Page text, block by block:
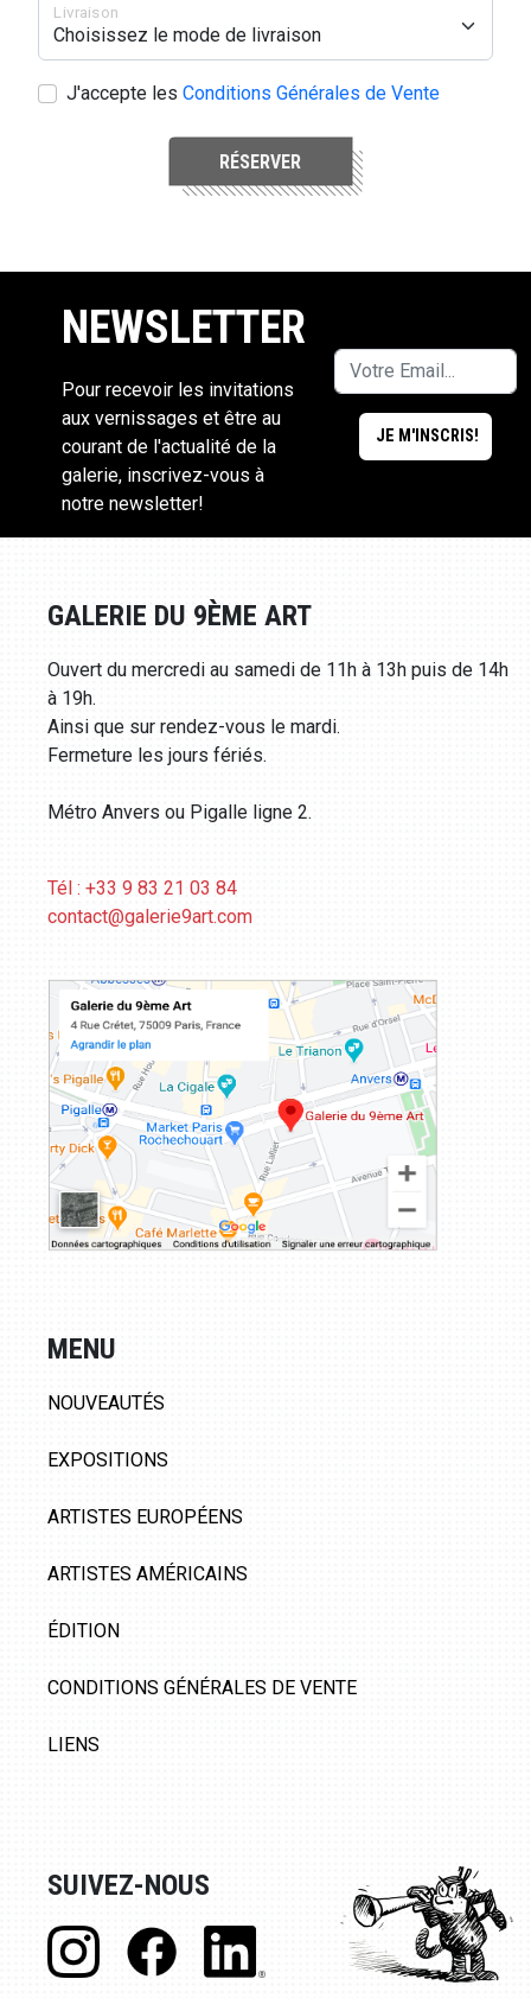
Livraison
J'accepte les Conditions Générales de Vente
RÉSERVER
NEWSLETTER
Pour recevoir les invitations
aux vernissages et être au
courant de l'actualité de la
galerie, inscrivez-vous à
notre newsletter!
GALERIE DU 9ÈME ART
Ouvert du mercredi au samedi de 11h à 13h puis de 14h
à 19h.
Ainsi que sur rendez-vous le mardi.
Fermeture les jours fériés.
Métro Anvers ou Pigalle ligne 2.
Tél : +33 9 83 21 03 84
contact@galerie9art.com
MENU
NOUVEAUTÉS
EXPOSITIONS
ARTISTES EUROPÉENS
ARTISTES AMÉRICAINS
ÉDITION
CONDITIONS GÉNÉRALES DE VENTE
LIENS
SUIVEZ-NOUS